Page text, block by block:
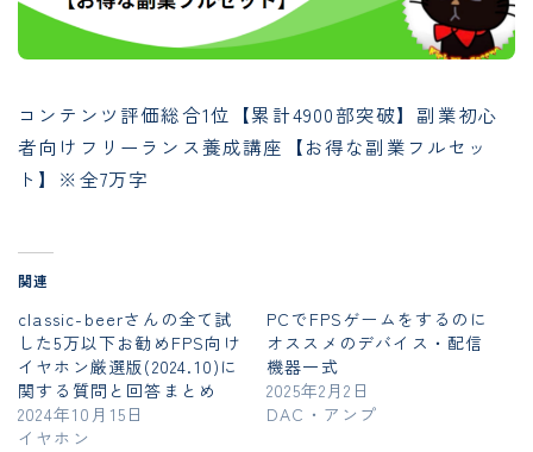
コンテンツ評価総合1位【累計4900部突破】副業初心
者向けフリーランス養成講座【お得な副業フルセッ
ト】※全7万字
関連
classic-beerさんの全て試
した5万以下お勧めFPS向け
イヤホン厳選版(2024.10)に
関する質問と回答まとめ
2024年10月15日
イヤホン
PCでFPSゲームをするのに
オススメのデバイス・配信
機器一式
2025年2月2日
DAC・アンプ